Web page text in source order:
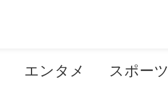
エンタメ スポーツ